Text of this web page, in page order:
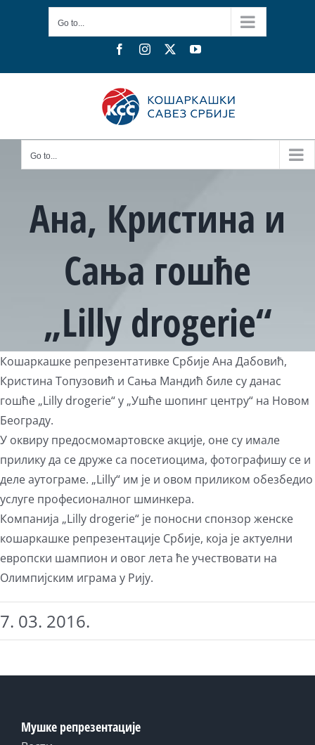
Go to...
FacebookInstagram YouTube
Go to...
Ана, Кристина и
Сања гошће
„Lilly drogerie“
View
Larger
Image
Кошаркашке репрезентативке Србије Ана Дабовић,
Кристина Топузовић и Сања Мандић биле су данас
гошће „Lilly drogerie“ у „Ушће шопинг центру“ на Новом
Београду.
У оквиру предосмомартовске акције, оне су имале
прилику да се друже са посетиоцима, фотографишу се и
деле аутограме. „Lilly“ им је и овом приликом обезбедио
услуге професионалног шминкера.
Компанија „Lilly drogerie“ је поносни спонзор женске
кошаркашке репрезентације Србије, која је актуелни
европски шампион и овог лета ће учествовати на
Олимпијским играма у Рију.
7. 03. 2016.
Мушке репрезентације